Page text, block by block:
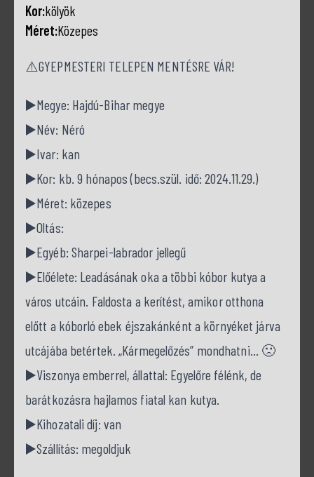
Kor:kölyök
Méret:Közepes
⚠️GYEPMESTERI TELEPEN MENTÉSRE VÁR!
▶️Megye: Hajdú-Bihar megye
▶️Név: Néró
▶️Ivar: kan
▶️Kor: kb. 9 hónapos (becs.szül. idő: 2024.11.29.)
▶️Méret: közepes
▶️Oltás:
▶️Egyéb: Sharpei-labrador jellegű
▶️Előélete: Leadásának oka a többi kóbor kutya a
város utcáin. Faldosta a kerítést, amikor otthona
előtt a kóborló ebek éjszakánként a környéket járva
utcájába betértek. „Kármegelőzés” mondhatni… 🙁
▶️Viszonya emberrel, állattal: Egyelőre félénk, de
barátkozásra hajlamos fiatal kan kutya.
▶️Kihozatali díj: van
▶️Szállítás: megoldjuk